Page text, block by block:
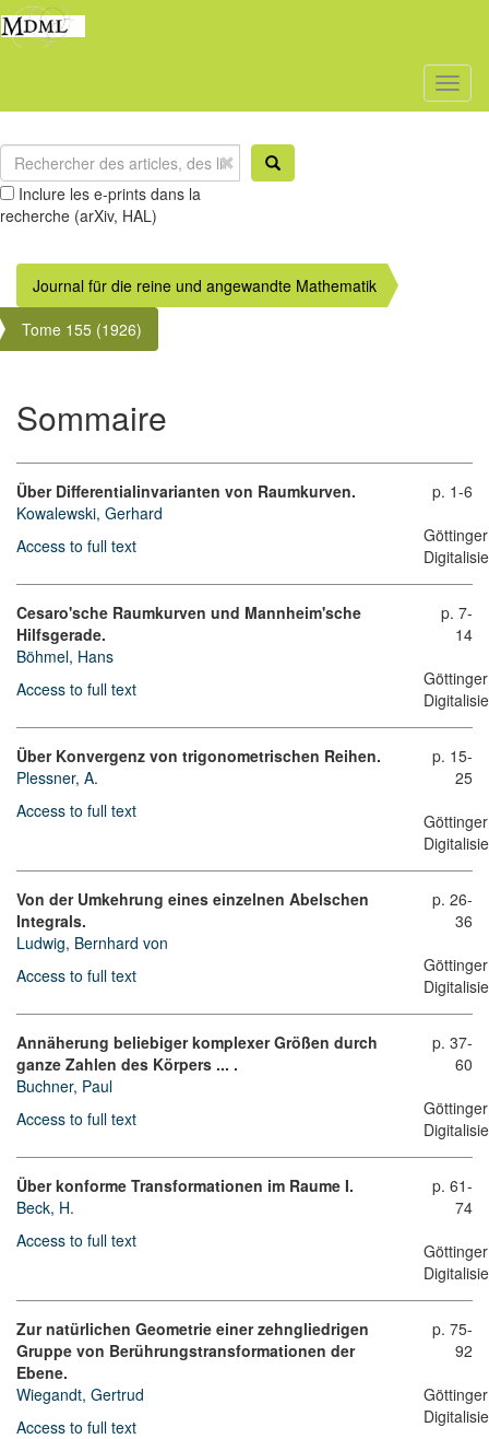
Inclure les e-prints dans la
recherche (arXiv, HAL)
Journal für die reine und angewandte Mathematik
Tome 155 (1926)
Sommaire
Über Differentialinvarianten von Raumkurven.
Kowalewski, Gerhard
Access to full text
p. 1-6
Göttinger
Cesaro'sche Raumkurven und Mannheim'sche
Hilfsgerade.
Böhmel, Hans
Access to full text
p. 7-
14
Göttinger
Über Konvergenz von trigonometrischen Reihen.
Plessner, A.
Access to full text
p. 15-
25
Göttinger
Von der Umkehrung eines einzelnen Abelschen
Integrals.
Ludwig, Bernhard von
Access to full text
p. 26-
36
Göttinger
Annäherung beliebiger komplexer Größen durch
ganze Zahlen des Körpers ... .
Buchner, Paul
Access to full text
p. 37-
60
Göttinger
Über konforme Transformationen im Raume I.
Beck, H.
Access to full text
p. 61-
74
Göttinger
Zur natürlichen Geometrie einer zehngliedrigen
Gruppe von Berührungstransformationen der
Ebene.
Wiegandt, Gertrud
Access to full text
p. 75-
92
Göttinger